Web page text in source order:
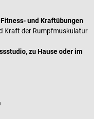
und Kraftübungen
Kraft der Rumpfmuskulatur
zu Hause oder im